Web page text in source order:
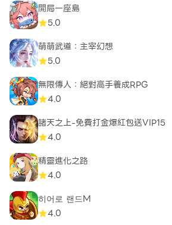
開局一座島
5.0
萌萌武道：主宰幻想
5.0
無限傳人：絕對高手養成RPG
4.0
諸天之上-免費打金爆紅包送VIP15
4.0
精靈進化之路
4.0
히어로 랜드M
4.0